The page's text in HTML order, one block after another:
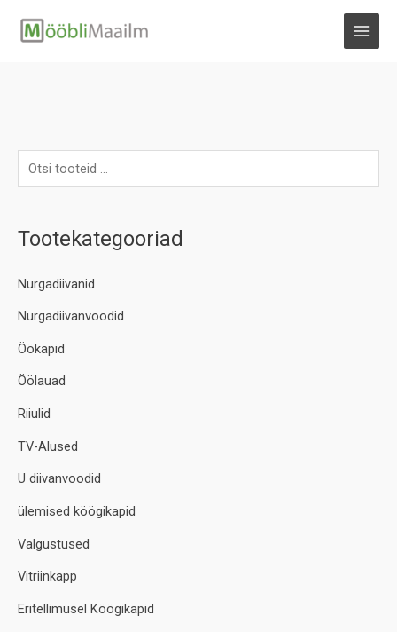
Tootekategooriad
Nurgadiivanid
Nurgadiivanvoodid
Öökapid
Öölauad
Riiulid
TV-Alused
U diivanvoodid
ülemised köögikapid
Valgustused
Vitriinkapp
Eritellimusel Köögikapid